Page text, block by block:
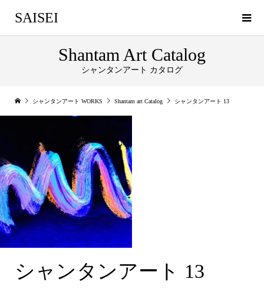
SAISEI
Shantam Art Catalog
シャンタンアート カタログ
シャンタンアート WORKS Shantam art Catalog シャンタンアート 13
シャンタンアート １３
シャンタンアート 13